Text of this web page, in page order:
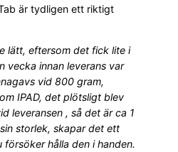
är tydligen ett riktigt
lätt, eftersom det fick lite i
vecka innan leverans var
vid 800 gram,
IPAD, det plötsligt blev
leveransen , så det är ca 1
storlek, skapar det ett
hålla den i handen.